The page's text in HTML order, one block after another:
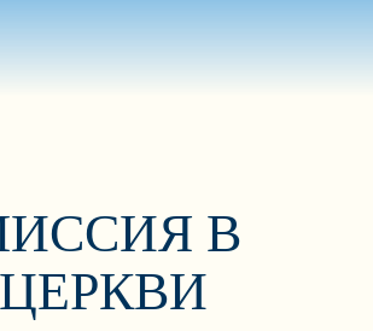
В
ЦЕРКВИ